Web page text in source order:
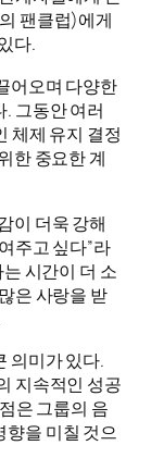
팬클럽)에게
다.
어오며 다양한
그동안 여러
체제 유지 결정
한 중요한 계
이 더욱 강해
주고 싶다”라
시간이 더 소
은 사랑을 받
의미가 있다.
지속적인 성공
은 그룹의 음
을 미칠 것으